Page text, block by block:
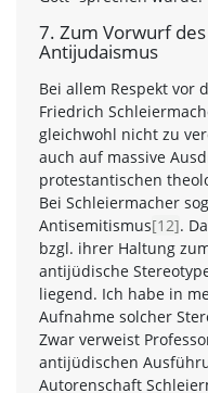
7. Zum Vorwurf
Antijudaismus
Bei allem Respekt vor
Friedrich
gleichwohl nicht zu
auch auf massive
protestantischen
Bei Schleiermacher
Antisemitismus[12].
bzgl. ihrer Haltung
antijüdische
liegend. Ich habe in
Aufnahme solcher
Zwar verweist
antijüdischen
Autorenschaft